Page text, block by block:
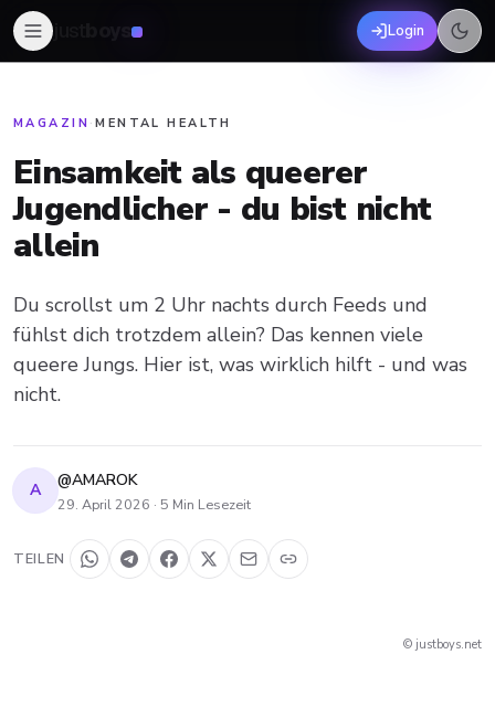
boys Login
MAGAZIN ·MENTAL HEALTH
Einsamkeit als queerer
Jugendlicher - du bist nicht
allein
Du scrollst um 2 Uhr nachts durch Feeds und
fühlst dich trotzdem allein? Das kennen viele
queere Jungs. Hier ist, was wirklich hilft - und was
nicht.
A @AMAROK
29. April 2026 · 5 Min Lesezeit
TEILEN
© justboys.net